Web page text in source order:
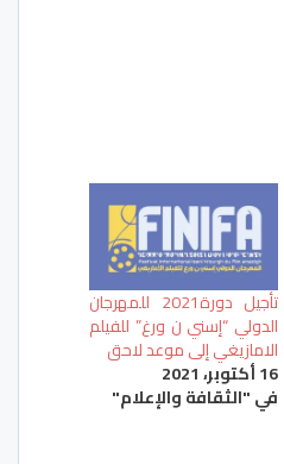
تأجيل دورة2021 للمهرجان
الدولي “إسني ن ورغ” للفيلم
الامازيغي إلى موعد لاحق
16 أكتوبر، 2021
في "الثقافة والإعلام"